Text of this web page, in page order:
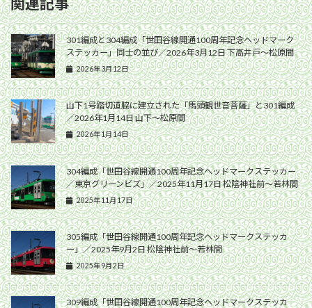
301編成と304編成「世田谷線開通100周年記念ヘッドマーク
ステッカー」同士の並び／2026年3月12日 下高井戸〜松原間
2026年3月12日
山下1号踏切道脇に建立された「馬頭観世音菩薩」と301編成
／2026年1月14日 山下〜松原間
2026年1月14日
304編成「世田谷線開通100周年記念ヘッドマークステッカー
／東京グリーンビズ」／2025年11月17日 松陰神社前〜若林間
2025年11月17日
305編成「世田谷線開通100周年記念ヘッドマークステッカ
ー」／2025年9月2日 松陰神社前〜若林間
2025年9月2日
309編成「世田谷線開通100周年記念ヘッドマークステッカ